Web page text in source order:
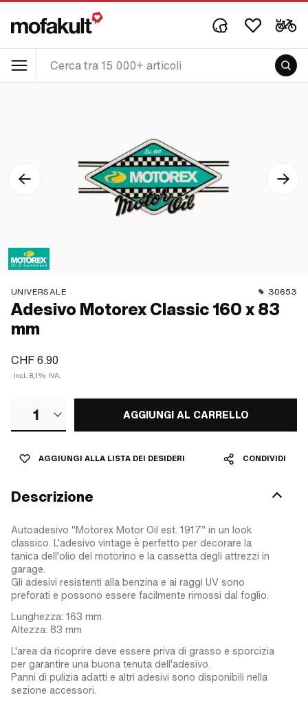
UNIVERSALE 30653
Adesivo Motorex Classic 160 x 83
mm
CHF 6.90
Incl. 8,1% IVA.
1 AGGIUNGI AL CARRELLO
AGGIUNGI ALLA LISTA DEI DESIDERI CONDIVIDI
Descrizione
Autoadesivo "Motorex Motor Oil est. 1917" in un look
classico. L'adesivo vintage è perfetto per decorare la
tanica dell'olio del motorino e la cassetta degli attrezzi in
garage.
Gli adesivi resistenti alla benzina e ai raggi UV sono
preforati e possono essere facilmente rimossi dal foglio.
Lunghezza: 163 mm
Altezza: 83 mm
L'area da ricoprire deve essere priva di grasso e sporcizia
per garantire una buona tenuta dell'adesivo.
Panni di pulizia adatti e altri adesivi sono disponibili nella
sezione accessori.